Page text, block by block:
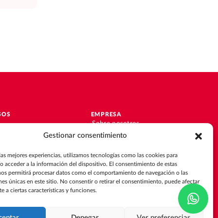
Gestionar consentimiento
mejores experiencias, utilizamos tecnologías como las cookies para
acceder a la información del dispositivo. El consentimiento de estas
permitirá procesar datos como el comportamiento de navegación o las
únicas en este sitio. No consentir o retirar el consentimiento, puede afectar
a ciertas características y funciones.
éxito
EMPRESA
Sobre nosotros
Únete al equipo
de datos